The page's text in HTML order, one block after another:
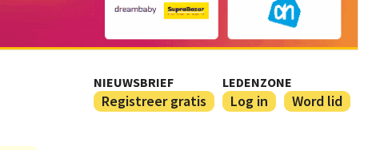
NIEUWSBRIEF
Registreer gratis
LEDENZONE
Log in Word lid